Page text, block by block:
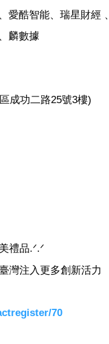
愛酷智能、瑞星財經
麟數據
成功二路25號3樓)
禮品.ᐟ.ᐟ
灣注入更多創新活力
70